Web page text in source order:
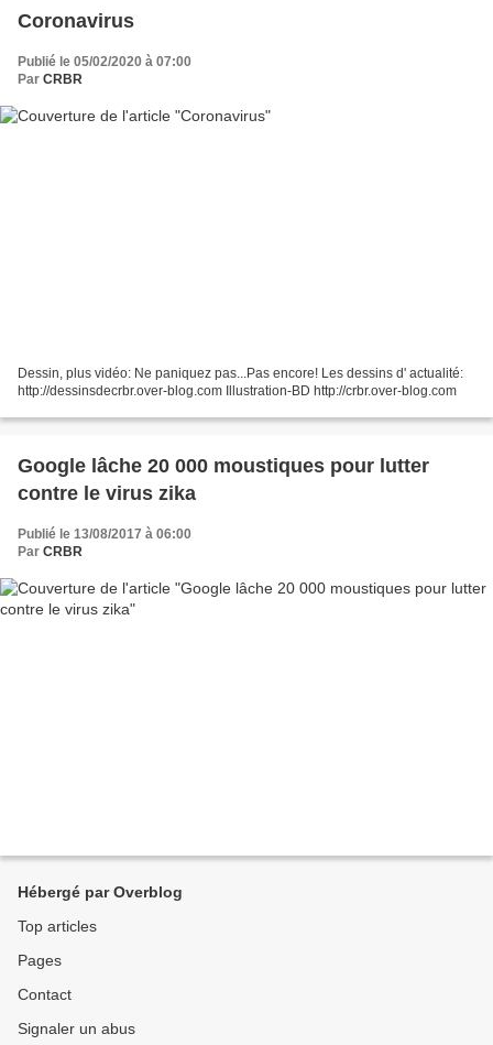
Coronavirus
Publié le 05/02/2020 à 07:00
Par CRBR
Dessin, plus vidéo: Ne paniquez pas...Pas encore! Les dessins d' actualité:
http://dessinsdecrbr.over-blog.com Illustration-BD http://crbr.over-blog.com
Google lâche 20 000 moustiques pour lutter
contre le virus zika
Publié le 13/08/2017 à 06:00
Par CRBR
Hébergé par Overblog
Top articles
Pages
Contact
Signaler un abus